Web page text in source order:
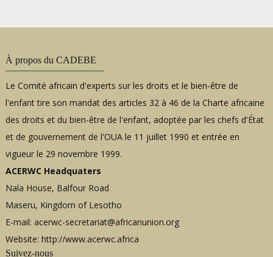
À propos du CADEBE
Le Comité africain d'experts sur les droits et le bien-être de
l'enfant tire son mandat des articles 32 à 46 de la Charte africaine
des droits et du bien-être de l'enfant, adoptée par les chefs d'État
et de gouvernement de l'OUA le 11 juillet 1990 et entrée en
vigueur le 29 novembre 1999.
ACERWC Headquaters
Nala House, Balfour Road
Maseru, Kingdom of Lesotho
E-mail: acerwc-secretariat@africanunion.org
Website: http://www.acerwc.africa
Suivez-nous